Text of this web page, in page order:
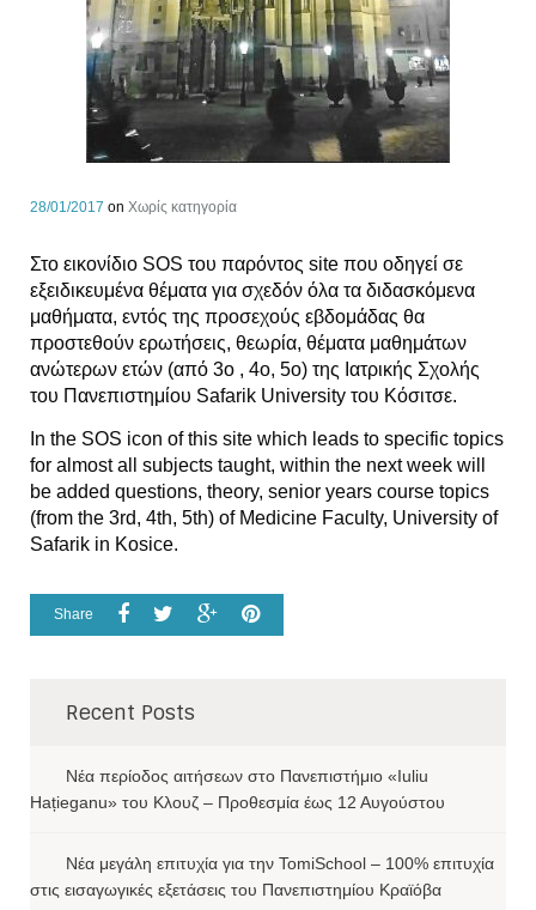
28/01/2017 on Χωρίς κατηγορία
Στο εικονίδιο SOS του παρόντος site που οδηγεί σε
εξειδικευμένα θέματα για σχεδόν όλα τα διδασκόμενα
μαθήματα, εντός της προσεχούς εβδομάδας θα
προστεθούν ερωτήσεις, θεωρία, θέματα μαθημάτων
ανώτερων ετών (από 3ο , 4ο, 5ο) της Ιατρικής Σχολής
του Πανεπιστημίου Safarik University του Κόσιτσε.
In the SOS icon of this site which leads to specific topics
for almost all subjects taught, within the next week will
be added questions, theory, senior years course topics
(from the 3rd, 4th, 5th) of Medicine Faculty, University of
Safarik in Kosice.
Share
Recent Posts
Νέα περίοδος αιτήσεων στο Πανεπιστήμιο «Iuliu
Hațieganu» του Κλουζ – Προθεσμία έως 12 Αυγούστου
Νέα μεγάλη επιτυχία για την TomiSchool – 100% επιτυχία
στις εισαγωγικές εξετάσεις του Πανεπιστημίου Κραϊόβα